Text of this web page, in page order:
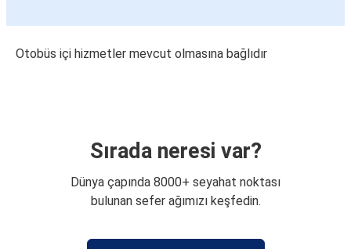
Otobüs içi hizmetler mevcut olmasına bağlıdır
Sırada neresi var?
Dünya çapında 8000+ seyahat noktası
bulunan sefer ağımızı keşfedin.